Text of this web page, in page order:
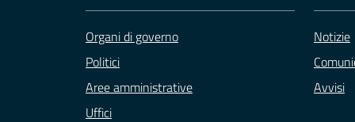
Organi di governo
Politici
Aree amministrative
Uffici
Notizie
Avvisi